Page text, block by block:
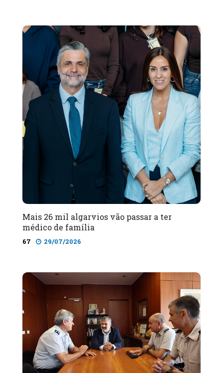
Mais 26 mil algarvios vão passar a ter
médico de família
67 29/07/2026